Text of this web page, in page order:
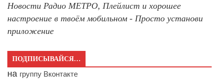
Новости Радио МЕТРО, Плейлист и хорошее
настроение в твоём мобильном - Просто установи
приложение
ПОДПИСЫВАЙСЯ…
на группу Вконтакте